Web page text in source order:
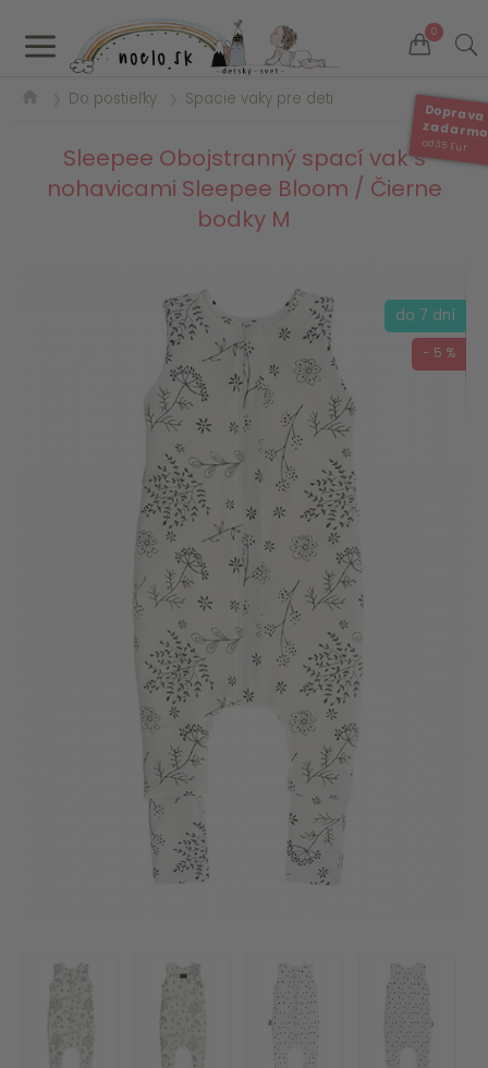
a 0
Doprava
od 35 Eur
Do postieľky Spacie vaky pre deti
Sleepee Obojstranný spací vak s
nohavicami Sleepee Bloom / Čierne
bodky M
do 7 dní
- 5 %